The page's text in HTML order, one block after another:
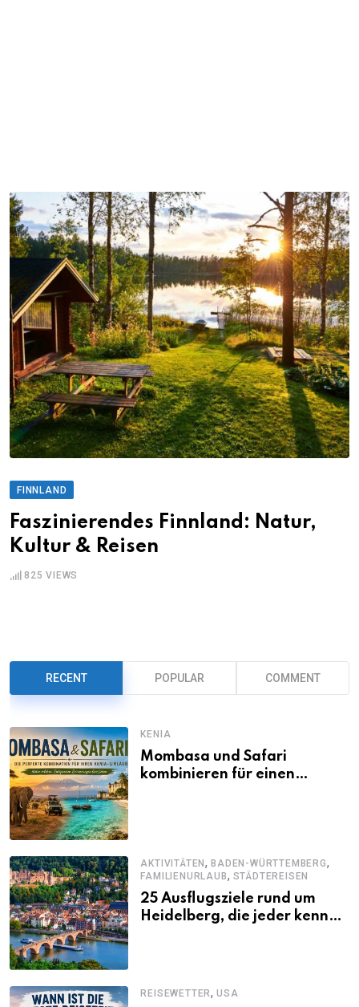
FINNLAND
Faszinierendes Finnland: Natur,
Kultur & Reisen
825 VIEWS
RECENT POPULAR COMMENT
KENIA
Mombasa und Safari
kombinieren für einen
AKTIVITÄTEN,BADEN-WÜRTTEMBERG,
FAMILIENURLAUB, STÄDTEREISEN
25 Ausflugsziele rund um
Heidelberg, die jeder kennen
REISEWETTER,USA